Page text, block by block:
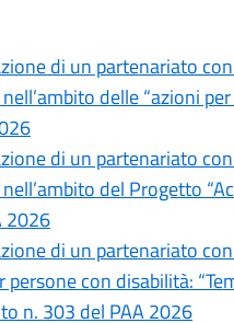
di un partenariato
delle “azioni
di un partenariato
del Progetto
2026
di un partenariato
con disabilità:
n. 303 del PAA 2026